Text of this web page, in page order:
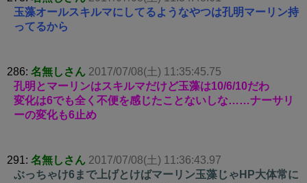
玉藻オールスキルマにしてるようなやつは孔明マーリン持
ってるから
286: 名無しさん 2017/07/08(土) 11:35:45.75
孔明とマーリンはスキルマだけど玉藻は10/6/10だわ
変化は6でも全く不便を感じたことないしな……ナーサリ
ーの変化も6止め
291: 名無しさん 2017/07/08(土) 11:36:43.97
ぶっちゃけ6まで上げとけばマーリン玉藻じゃHP大体常に